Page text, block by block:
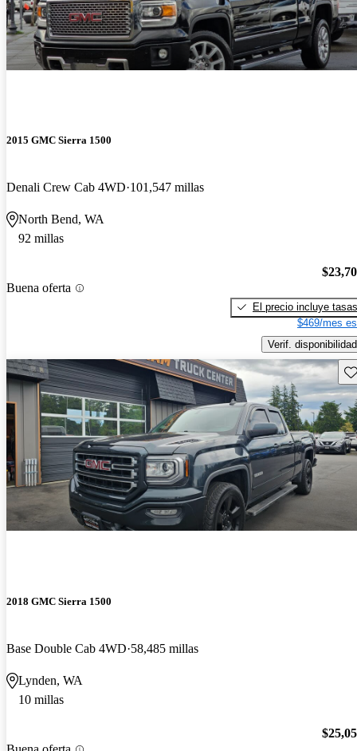
2015 GMC Sierra 1500
Denali Crew Cab 4WD 101,547 millas
North Bend, WA
92 millas
Buena oferta
El precio incluye tasas
$469/mes
Verif. disponibilidad
2018 GMC Sierra 1500
Base Double Cab 4WD 58,485 millas
Lynden, WA
10 millas